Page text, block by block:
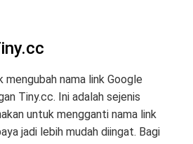
nama link Google
Tiny.cc. Ini adalah sejenis
untuk mengganti nama link
jadi lebih mudah diingat. Bagi